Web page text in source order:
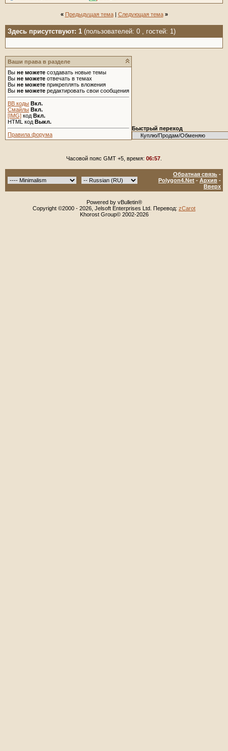
« Предыдущая тема| Следующая тема »
Здесь присутствуют: 1 (пользователей: 0 , гостей: 1)
Ваши права в разделе
Вы не можете создавать новые темы
Вы не можете отвечать в темах
Вы не можете прикреплять вложения
Вы не можете редактировать свои сообщения
BB коды Вкл.
Смайлы Вкл.
[IMG] код Вкл.
HTML код Выкл.
Правила форума
Быстрый переход
Часовой пояс GMT +5, время: 06:57
Обратная связь -
Polygon4.Net - Архив -
Вверх
Powered by vBulletin®
Copyright ©2000 - 2026, Jelsoft Enterprises Ltd. Перевод: zCarot
Khorost Group© 2002-2026